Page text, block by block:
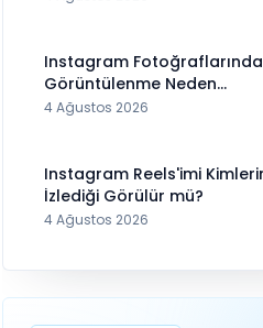
Instagram Fotoğraflarında
Görüntülenme Neden
Görünmüyor?
4 Ağustos 2026
Instagram Reels'imi
İzlediği Görülür mü?
4 Ağustos 2026